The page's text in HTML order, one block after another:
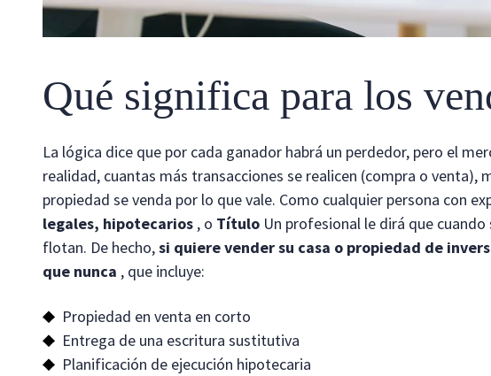
Qué significa para los
La lógica dice que por cada ganador habrá un perdedor, pero el
realidad, cuantas más transacciones se realicen (compra o venta),
propiedad se venda por lo que vale. Como cualquier persona con
legales, hipotecarios , o Título Un profesional le dirá que
flotan. De hecho,si quiere vender su casa o propiedad de
que nunca , que incluye:
Propiedad en venta en corto
Entrega de una escritura sustitutiva
Planificación de ejecución hipotecaria